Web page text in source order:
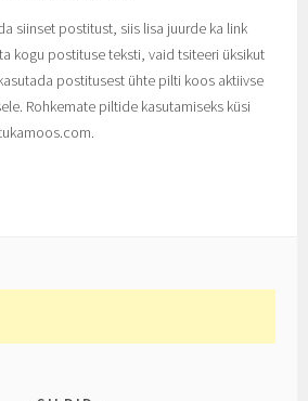
siinset postitust, siis lisa juurde ka link
kogu postituse teksti, vaid tsiteeri üksikut
postitusest ühte pilti koos aktiivse
Rohkemate piltide kasutamiseks küsi